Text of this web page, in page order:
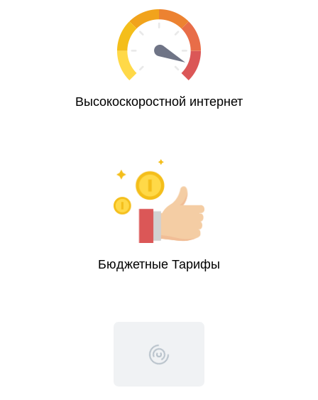
Высокоскоростной интернет
Бюджетные Тарифы